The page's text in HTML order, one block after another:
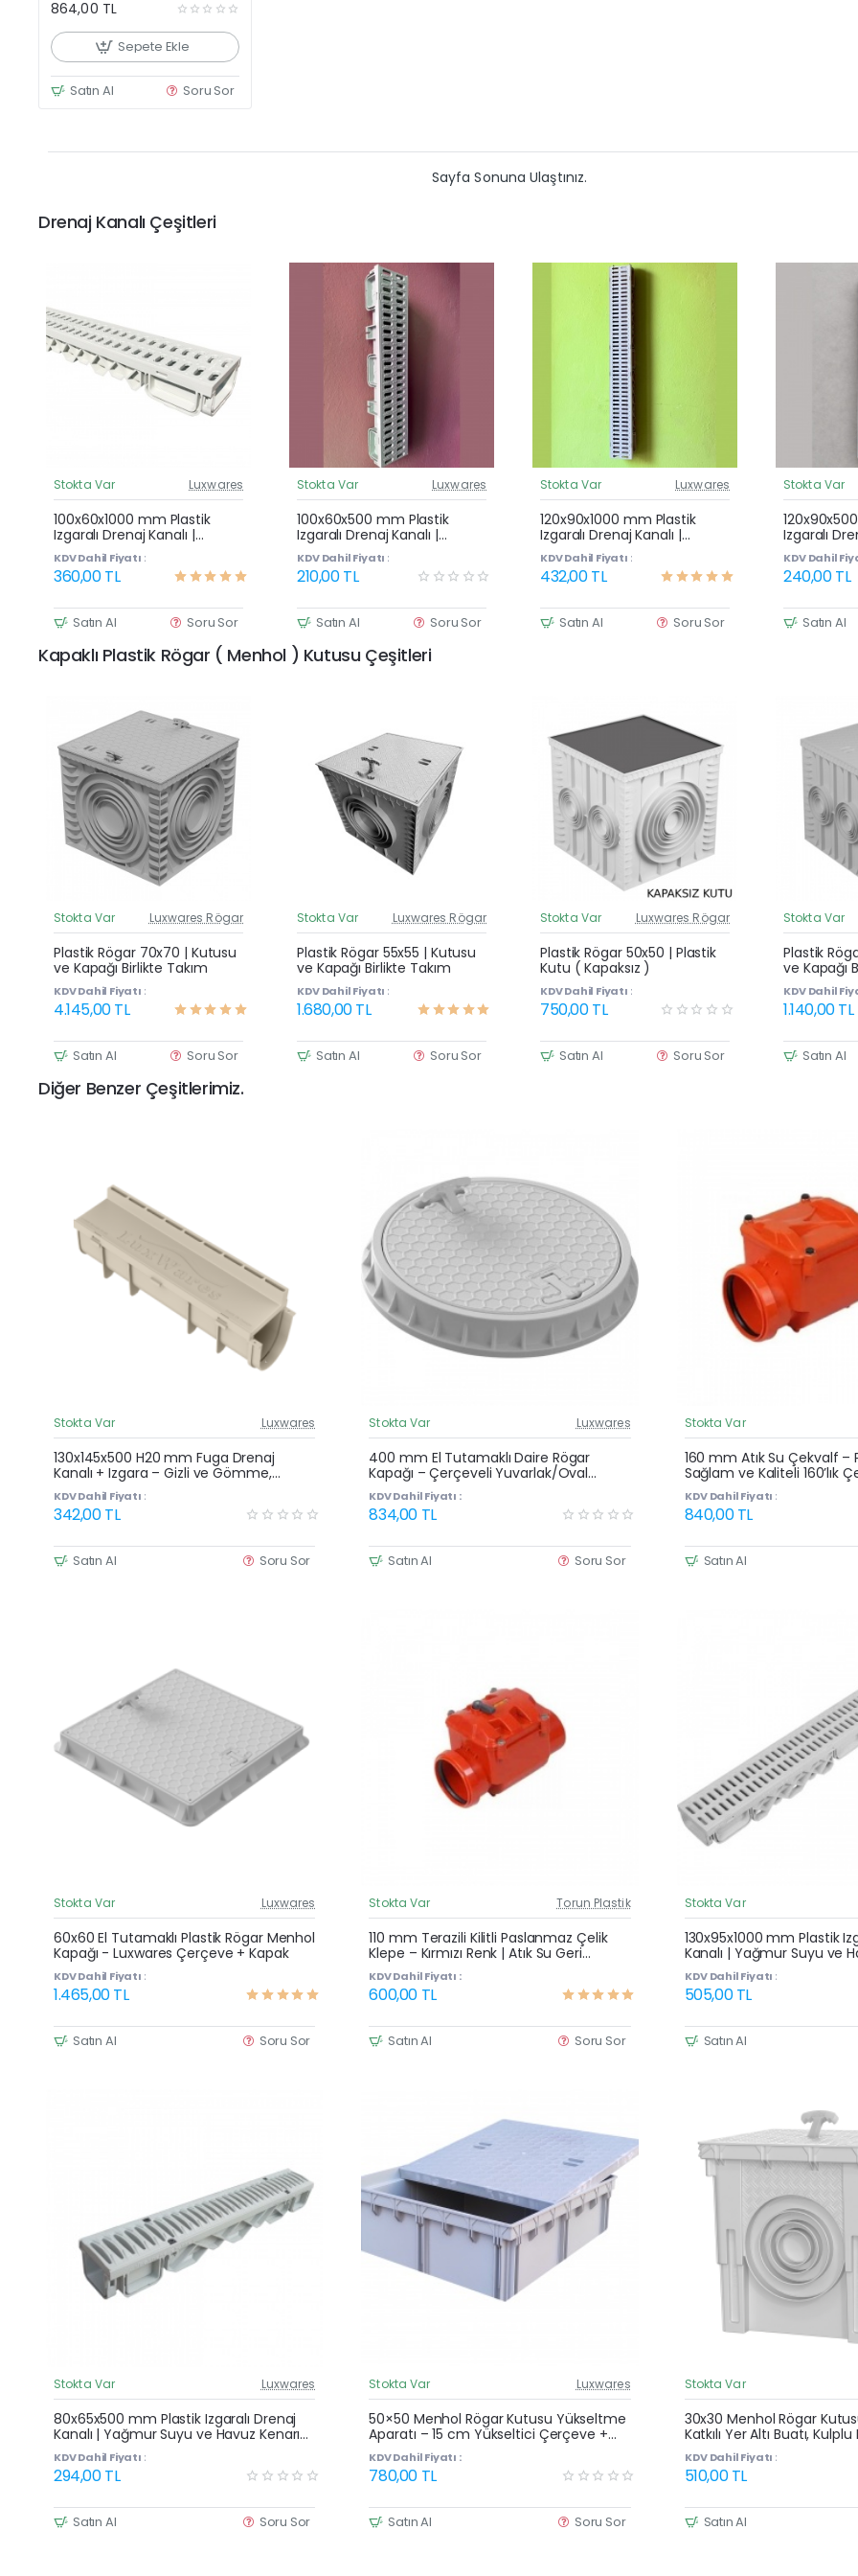
864,00 TL
Sepete Ekle
Satın Al Soru Sor
Sayfa Sonuna Ulaştınız.
Drenaj Kanalı Çeşitleri
Güncel Fiyat
Çok Satan
Stokta Var Luxwares
100x60x1000 mm Plastik
Izgaralı Drenaj Kanalı |
Yağmur Suyu ve Havuz
Kenarı Oluğu
KDV Dahil Fiyatı :
360,00 TL
Satın Al Soru Sor
Güncel Fiyat
Stokta Var Luxwares
100x60x500 mm Plastik
Izgaralı Drenaj Kanalı |
Yağmur Suyu ve Havuz
Kenarı Oluğu
KDV Dahil Fiyatı :
210,00 TL
Satın Al Soru Sor
Güncel Fiyat
Çok Satan
Stokta Var Luxwares
120x90x1000 mm Plastik
Izgaralı Drenaj Kanalı |
Yağmur Suyu ve Havuz
Kenarı Oluğu
KDV Dahil Fiyatı :
432,00 TL
Satın Al Soru Sor
Stokta Var
Izgaralı
Yağmur
Kenarı
KDV Dahil
240,00 TL
Satın Al
Kapaklı Plastik Rögar ( Menhol ) Kutusu Çeşitleri
Güncel Fiyat
Yeni Ürün
Stokta Var Luxwares Rögar
Plastik Rögar 70x70 | Kutusu
ve Kapağı Birlikte Takım
KDV Dahil Fiyatı :
4.145,00 TL
Satın Al Soru Sor
Güncel Fiyat
Yeni Ürün
Stokta Var Luxwares Rögar
Plastik Rögar 55x55 | Kutusu
ve Kapağı Birlikte Takım
KDV Dahil Fiyatı :
1.680,00 TL
Satın Al Soru Sor
Güncel Fiyat
Yeni Ürün
Stokta Var Luxwares Rögar
Plastik Rögar 50x50 | Plastik
Kutu ( Kapaksız )
KDV Dahil Fiyatı :
750,00 TL
Satın Al Soru Sor
Stokta Var
Plastik
ve Kapağı
KDV Dahil
1.140,00 TL
Satın Al
Diğer Benzer Çeşitlerimiz.
Güncel Fiyat
Yeni Ürün
Stokta Var Luxwares
130x145x500 H20 mm Fuga Drenaj
Kanalı + Izgara – Gizli ve Gömme,
Yağmur Suyu ve Havuz Kenarı Oluğu
KDV Dahil Fiyatı :
342,00 TL
Satın Al Soru Sor
Güncel Fiyat
Yeni Ürün
Stokta Var Luxwares
400 mm El Tutamaklı Daire Rögar
Kapağı – Çerçeveli Yuvarlak/Oval
Plastik Menhol Kapak
KDV Dahil Fiyatı :
834,00 TL
Satın Al Soru Sor
Stokta Var
160 mm Atık Su Çekvalf –
Sağlam ve Kaliteli 160’lık
KDV Dahil Fiyatı :
840,00 TL
Satın Al
Güncel Fiyat
Yeni Ürün
Çok Satan
Stokta Var Luxwares
60x60 El Tutamaklı Plastik Rögar Menhol
Kapağı - Luxwares Çerçeve + Kapak
KDV Dahil Fiyatı :
1.465,00 TL
Satın Al Soru Sor
Güncel Fiyat
Stokta Var Torun Plastik
110 mm Terazili Kilitli Paslanmaz Çelik
Klepe – Kırmızı Renk | Atık Su Geri
Tepme ve Koku Önleyici Çekvalf
KDV Dahil Fiyatı :
600,00 TL
Satın Al Soru Sor
Stokta Var
130x95x1000 mm Plastik
Kanalı | Yağmur Suyu ve
Oluğu
KDV Dahil Fiyatı :
505,00 TL
Satın Al
Güncel Fiyat
Stokta Var Luxwares
80x65x500 mm Plastik Izgaralı Drenaj
Kanalı | Yağmur Suyu ve Havuz Kenarı
KDV Dahil Fiyatı :
294,00 TL
Satın Al Soru Sor
Güncel Fiyat
Yeni Ürün
Stokta Var Luxwares
50×50 Menhol Rögar Kutusu Yükseltme
Aparatı – 15 cm Yükseltici Çerçeve +
Plastik Kapağı
KDV Dahil Fiyatı :
780,00 TL
Satın Al Soru Sor
Stokta Var
30x30 Menhol Rögar Kutusu
Katkılı Yer Altı Buatı,
KDV Dahil Fiyatı :
510,00 TL
Satın Al